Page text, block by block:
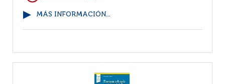
MÁS INFORMACIÓN...